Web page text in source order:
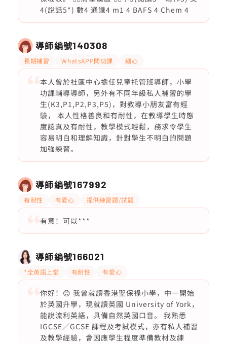
4(說話5*) 數4 通識4 m1 4 BAFS 4 Chem 4
導師編號140308
長期補習 WhatsAPP問功課 細心
本人曾於社區中心擔任兒童托管班導師，小學
功課輔導導師，另外有不同年級私人補習的學
生(K3,P1,P2,P3,P5)，對教導小朋友富有經
驗， 本人性格善良和有耐性，在教導學生時態
度認真及有耐性，教學模式輕鬆，務求令學生
容易明白和理解知識，針對學生不明白的問題
加強練習。
導師編號167992
有耐性 有愛心 提供練習題/試題
有意！可以***
導師編號166021
*全英語上堂 有耐性 有愛心
你好！😊 我曾就讀香港聖保祿小學，中一開始
於英國升學，現就讀英國 University of York，
能說流利英語，具備自然英國口音。 我熟悉
IGCSE／GCSE 課程及考試模式，亦有私人補習
及教學經驗，會因應學生程度準備教材及練